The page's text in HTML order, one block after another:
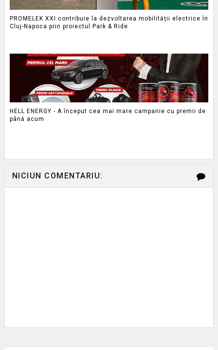
PROMELEK XXI contribuie la dezvoltarea mobilității electrice în
Cluj-Napoca prin proiectul Park & Ride
HELL ENERGY - A început cea mai mare campanie cu premii de
până acum
NICIUN COMENTARIU: